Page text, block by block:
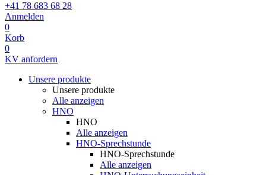
+41 78 683 68 28
Anmelden
0
Korb
0
KV anfordern
Unsere produkte
Unsere produkte
Alle anzeigen
HNO
HNO
Alle anzeigen
HNO-Sprechstunde
HNO-Sprechstunde
Alle anzeigen